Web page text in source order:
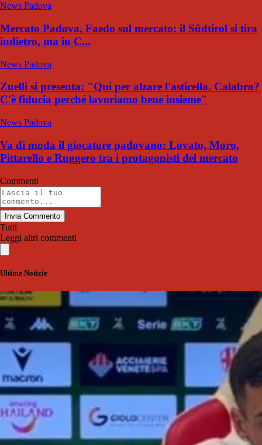
News Padova
Mercato Padova, Faedo sul mercato: il Südtirol si tira
indietro, ma in C...
News Padova
Zuelli si presenta: "Qui per alzare l'asticella. Calabro?
C'è fiducia perché lavoriamo bene insieme"
News Padova
Va di moda il giocatore padovano: Lovato, Moro,
Pittarello e Ruggero tra i protagonisti del mercato
Commenti
Invia Commento
Tutti
Leggi altri commenti
Ultime Notizie